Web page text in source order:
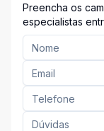
Preencha os
especialistas